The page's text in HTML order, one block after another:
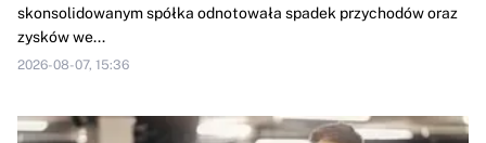
skonsolidowanym spółka odnotowała spadek przychodów oraz
zysków we...
2026-08-07, 15:36